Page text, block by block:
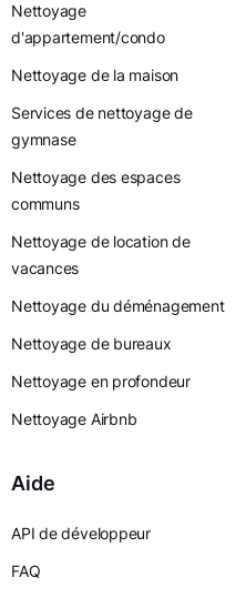
Nettoyage
d'appartement/condo
Nettoyage de la maison
Services de nettoyage de
gymnase
Nettoyage des espaces
communs
Nettoyage de location de
vacances
Nettoyage du déménagement
Nettoyage de bureaux
Nettoyage en profondeur
Nettoyage Airbnb
Aide
API de développeur
FAQ